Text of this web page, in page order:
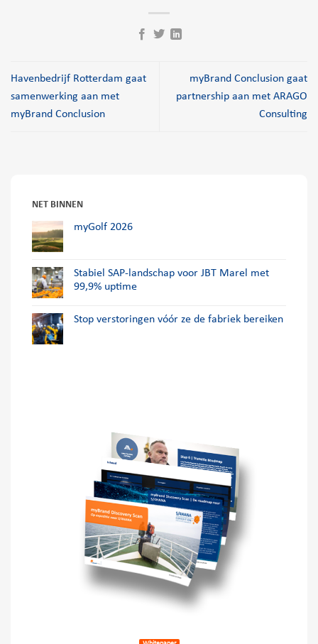
Havenbedrijf Rotterdam gaat
samenwerking aan met
myBrand Conclusion
myBrand Conclusion gaat
partnership aan met ARAGO
Consulting
NET BINNEN
myGolf 2026
Stabiel SAP-landschap voor JBT Marel met
99,9% uptime
Stop verstoringen vóór ze de fabriek bereiken